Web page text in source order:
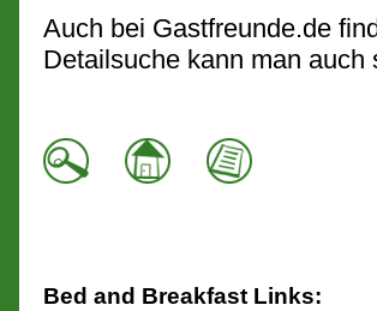
Auch bei Gastfreunde.de
Detailsuche kann man
Bed and Breakfast Links: